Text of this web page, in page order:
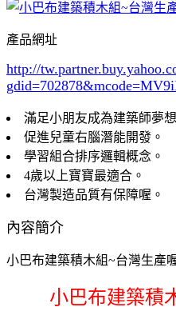
產品網址
http://
gdid=702878
滿足小朋友成為建築師夢想
促進兒童右腦潛能開發。
學習組合排序邏輯概念。
4歲以上寶寶最適合。
台灣製造品質有保障喔。
內容簡介
小巴布建築積木組~台灣生產
小巴布建築積